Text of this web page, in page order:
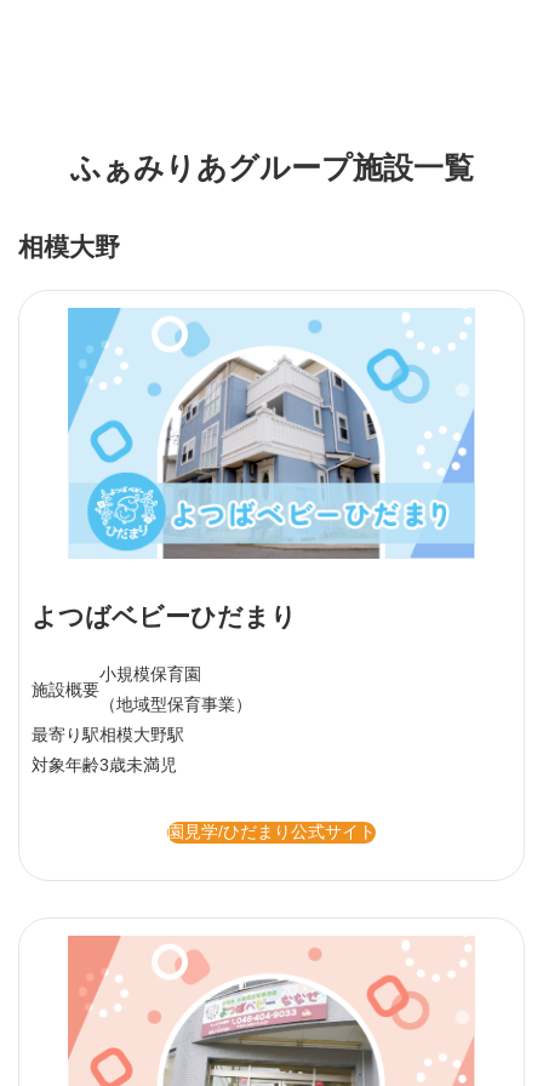
ふぁみりあグループ施設一覧
相模大野
よつばベビーひだまり
施設概要
小規模保育園
（地域型保育事業）
最寄り駅相模大野駅
対象年齢3歳未満児
園見学/ひだまり公式サイト